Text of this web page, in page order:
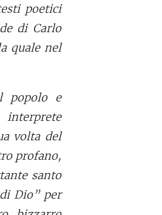
poetici
di Carlo
quale nel
popolo e
interprete
volta del
profano,
santo
Dio” per